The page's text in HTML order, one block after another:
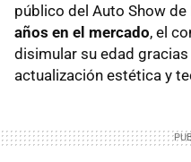
público del Auto Show de
años en el mercado, el
disimular su edad
actualización estética y